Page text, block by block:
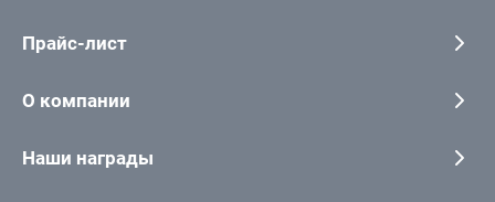
Прайс-лист
О компании
Наши награды